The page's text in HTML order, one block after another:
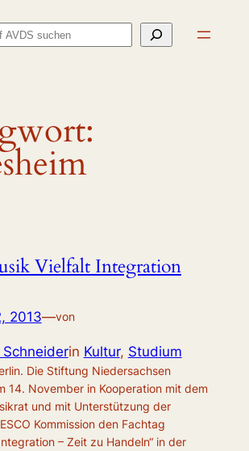
Vielfalt Integration
2013—von
in Kultur, Studium
Die Stiftung Niedersachsen
14. November in Kooperation mit dem
und mit Unterstützung der
Kommission den Fachtag
– Zeit zu Handeln“ in der